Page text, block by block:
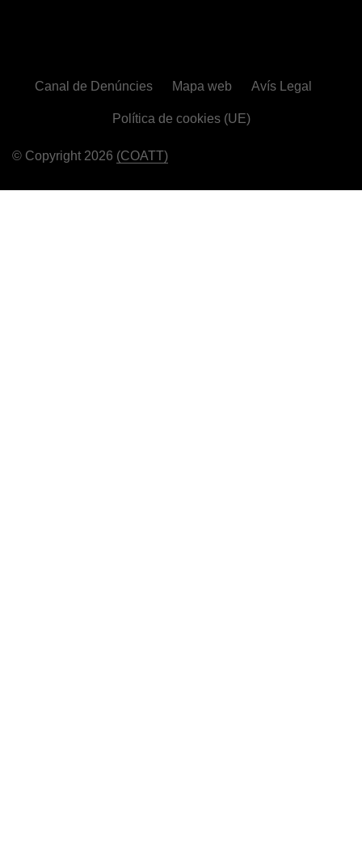
© Copyright 2026 (COATT)
Canal de Denúncies Mapa web Avís Legal
Política de cookies (UE)